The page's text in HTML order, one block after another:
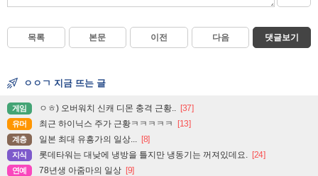
목록 본문 이전 다음 댓글보기
ㅇㅇㄱ 지금 뜨는 글
게임 ㅇㅎ) 오버워치 신캐 디몬 충격 근황.. [37]
유머 최근 하이닉스 주가 근황ㅋㅋㅋㅋㅋ [13]
계층 일본 최대 유흥가의 일상... [8]
지식 롯데타워는 대낮에 냉방을 틀지만 냉동기는 꺼져있데요. [24]
연예 78년생 아줌마의 일상 [9]